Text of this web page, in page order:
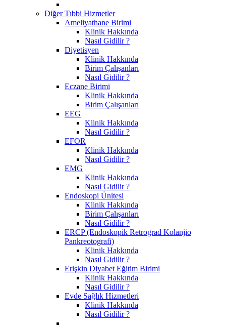
Diğer Tıbbi Hizmetler
Ameliyathane Birimi
Klinik Hakkında
Nasıl Gidilir ?
Diyetisyen
Klinik Hakkında
Birim Çalışanları
Nasıl Gidilir ?
Eczane Birimi
Klinik Hakkında
Birim Çalışanları
EEG
Klinik Hakkında
Nasıl Gidilir ?
EFOR
Klinik Hakkında
Nasıl Gidilir ?
EMG
Klinik Hakkında
Nasıl Gidilir ?
Endoskopi Ünitesi
Klinik Hakkında
Birim Çalışanları
Nasıl Gidilir ?
ERCP (Endoskopik Retrograd Kolanjio
Pankreotografi)
Klinik Hakkında
Nasıl Gidilir ?
Erişkin Diyabet Eğitim Birimi
Klinik Hakkında
Nasıl Gidilir ?
Evde Sağlık Hizmetleri
Klinik Hakkında
Nasıl Gidilir ?